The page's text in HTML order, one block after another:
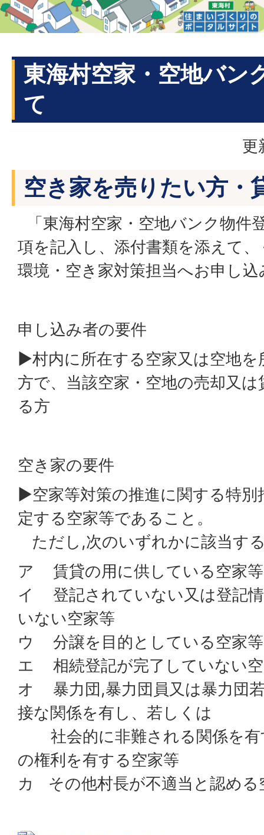
東海村空家・空地バン
て
更
空き家を売りたい方・
「東海村空家・空地バンク物件
項を記入し、添付書類を添えて
環境・空き家対策担当へお申し
申し込み者の要件
▶村内に所在する空家又は空地
方で、当該空家・空地の売却又
る方
空き家の要件
▶空家等対策の推進に関する特別
定する空家等であること。
ただし,次のいずれかに該当す
ア 賃貸の用に供している空家等
イ 登記されていない又は登記
いない空家等
ウ 分譲を目的としている空家等
エ 相続登記が完了していない
オ 暴力団,暴力団員又は暴力団
接な関係を有し、若しくは
社会的に非難される関係を有
の権利を有する空家等
カ その他村長が不適当と認める